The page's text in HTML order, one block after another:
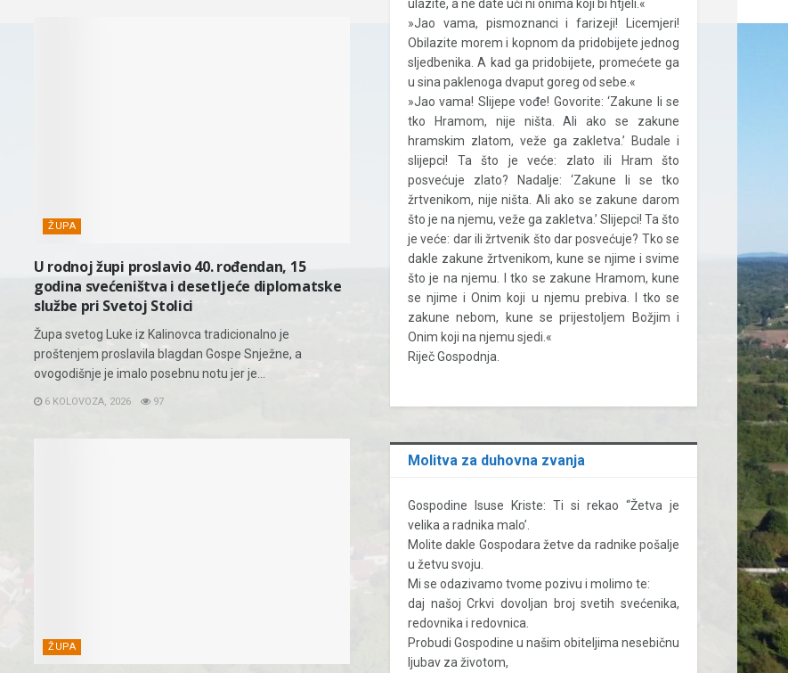
ŽUPA
U rodnoj župi proslavio 40. rođendan, 15
godina svećeništva i desetljeće diplomatske
službe pri Svetoj Stolici
Župa svetog Luke iz Kalinovca tradicionalno je
proštenjem proslavila blagdan Gospe Snježne, a
ovogodišnje je imalo posebnu notu jer je...
6 KOLOVOZA, 2026 97
ŽUPA
ulazite, a ne date ući ni onima koji bi htjeli.«
»Jao vama, pismoznanci i farizeji! Licemjeri!
Obilazite morem i kopnom da pridobijete jednog
sljedbenika. A kad ga pridobijete, promećete ga
u sina paklenoga dvaput goreg od sebe.«
»Jao vama! Slijepe vođe! Govorite: ‘Zakune li se
tko Hramom, nije ništa. Ali ako se zakune
hramskim zlatom, veže ga zakletva.’ Budale i
slijepci! Ta što je veće: zlato ili Hram što
posvećuje zlato? Nadalje: ‘Zakune li se tko
žrtvenikom, nije ništa. Ali ako se zakune darom
što je na njemu, veže ga zakletva.’ Slijepci! Ta što
je veće: dar ili žrtvenik što dar posvećuje? Tko se
dakle zakune žrtvenikom, kune se njime i svime
što je na njemu. I tko se zakune Hramom, kune
se njime i Onim koji u njemu prebiva. I tko se
zakune nebom, kune se prijestoljem Božjim i
Onim koji na njemu sjedi.«
Riječ Gospodnja.
Molitva za duhovna zvanja
Gospodine Isuse Kriste: Ti si rekao “Žetva je
velika a radnika malo’.
Molite dakle Gospodara žetve da radnike pošalje
u žetvu svoju.
Mi se odazivamo tvome pozivu i molimo te:
daj našoj Crkvi dovoljan broj svetih svećenika,
redovnika i redovnica.
Probudi Gospodine u našim obiteljima nesebičnu
ljubav za životom,